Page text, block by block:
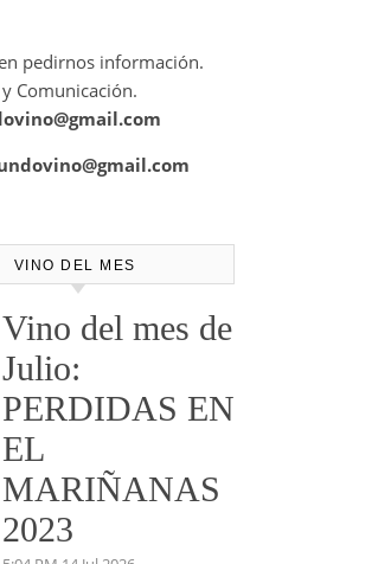
pedirnos información.
Comunicación.
VINO DEL MES
Vino del mes de
Julio:
PERDIDAS EN
EL
MARIÑANAS
2023